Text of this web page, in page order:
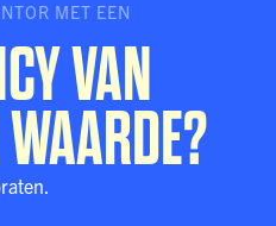
MET EEN
VAN